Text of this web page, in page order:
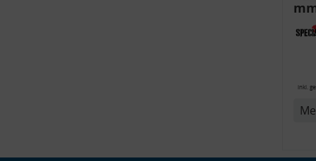
inkl.